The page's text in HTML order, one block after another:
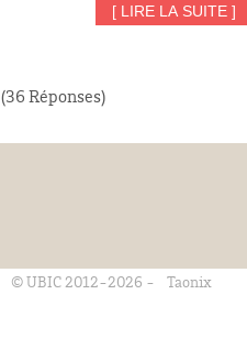
[ LIRE LA SUITE ]
(36 Réponses)
© UBIC 2012-2026 - Taonix